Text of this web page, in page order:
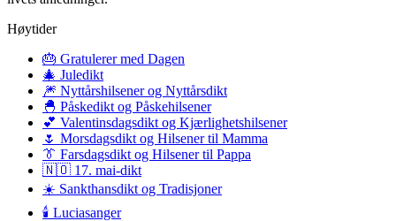
Høytider
🎂 Gratulerer med Dagen
🎄 Juledikt
🎆 Nyttårshilsener og Nyttårsdikt
🐣 Påskedikt og Påskehilsener
💕 Valentinsdagsdikt og Kjærlighetshilsener
🌷 Morsdagsdikt og Hilsener til Mamma
👔 Farsdagsdikt og Hilsener til Pappa
🇳🇴 17. mai-dikt
☀️ Sankthansdikt og Tradisjoner
🕯️ Luciasanger